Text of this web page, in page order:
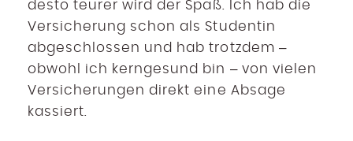
desto teurer wird der Spaß. Ich hab die
Versicherung schon als Studentin
abgeschlossen und hab trotzdem –
obwohl ich kerngesund bin – von vielen
Versicherungen direkt eine Absage
kassiert.